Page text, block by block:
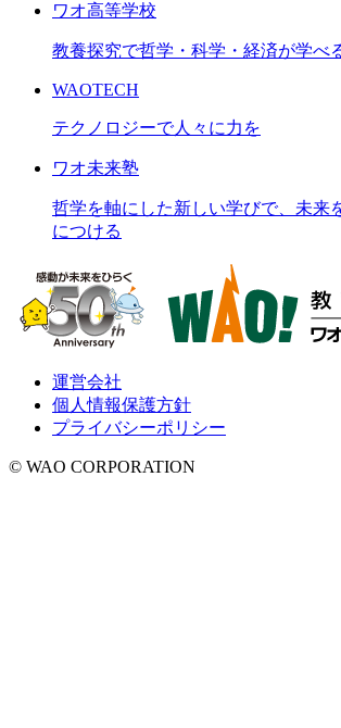
ワオ高等学校
教養探究で哲学・科学・経済が学べ
WAOTECH
テクノロジーで人々に力を
ワオ未来塾
哲学を軸にした新しい学びで、未来
につける
運営会社
個人情報保護方針
プライバシーポリシー
© WAO CORPORATION